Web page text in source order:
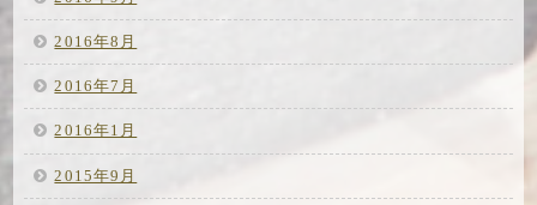
2016年8月
2016年7月
2016年1月
2015年9月